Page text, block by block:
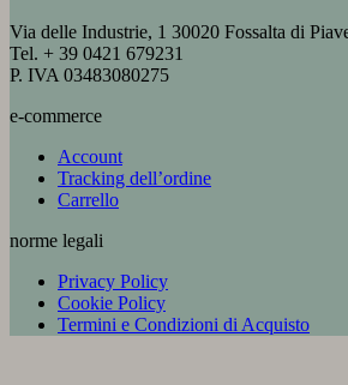
Via delle Industrie, 1 30020 Fossalta di
Tel. + 39 0421 679231
P. IVA 03483080275
e-commerce
Account
Tracking dell’ordine
Carrello
norme legali
Privacy Policy
Cookie Policy
Termini e Condizioni di Acquisto